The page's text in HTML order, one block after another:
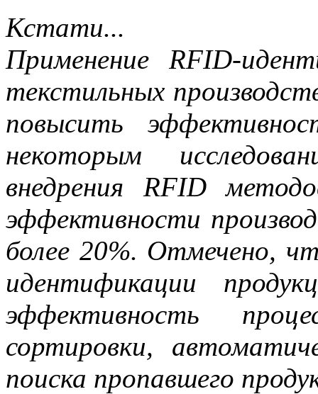
Кстати...
Применение RFID-
текстильных
повысить
некоторым
внедрения RFID
эффективности
более 20%. Отмечено,
идентификации
эффективность
сортировки,
поиска пропавшего